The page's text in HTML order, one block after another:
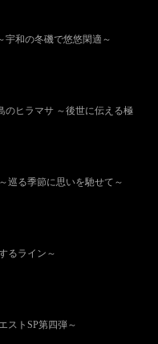
宇和の冬磯で悠悠閑適～
のヒラマサ ～後世に伝える極
巡る季節に思いを馳せて～
るライン～
ストSP第四弾～